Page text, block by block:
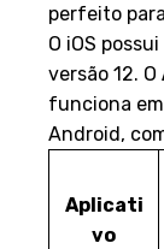
perfeito
O iOS
versão 12. O
funciona em
Android,
Aplicati
vo